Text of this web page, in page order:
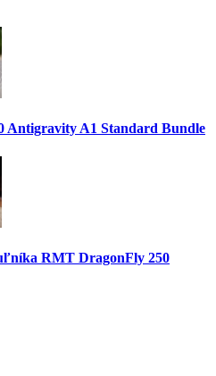
Antigravity A1 Standard Bundle
RMT DragonFly 250